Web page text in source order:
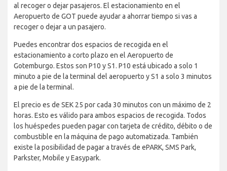
al recoger o dejar pasajeros. El estacionamiento en el
Aeropuerto de GOT puede ayudar a ahorrar tiempo si vas a
recoger o dejar a un pasajero.
Puedes encontrar dos espacios de recogida en el
estacionamiento a corto plazo en el Aeropuerto de
Gotemburgo. Estos son P10 y S1. P10 está ubicado a solo 1
minuto a pie de la terminal del aeropuerto y S1 a solo 3 minutos
a pie de la terminal.
El precio es de SEK 25 por cada 30 minutos con un máximo de 2
horas. Esto es válido para ambos espacios de recogida. Todos
los huéspedes pueden pagar con tarjeta de crédito, débito o de
combustible en la máquina de pago automatizada. También
existe la posibilidad de pagar a través de ePARK, SMS Park,
Parkster, Mobile y Easypark.